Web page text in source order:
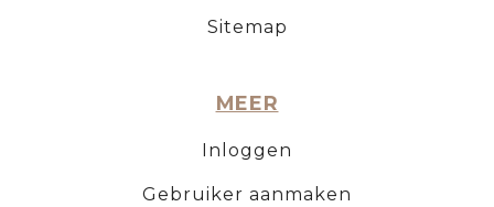
Sitemap
MEER
Inloggen
Gebruiker aanmaken